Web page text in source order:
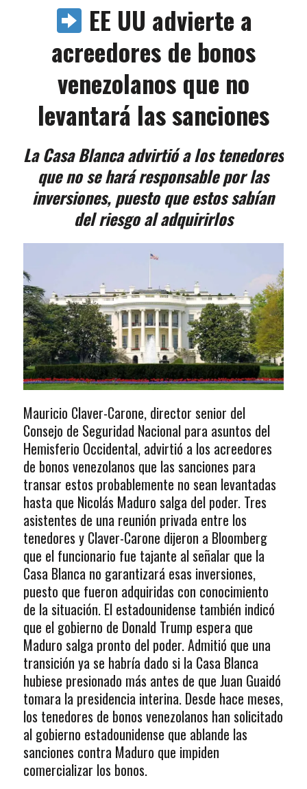
EE UU advierte a
acreedores de bonos
venezolanos que no
levantará las sanciones
La Casa Blanca advirtió a los tenedores
que no se hará responsable por las
inversiones, puesto que estos sabían
del riesgo al adquirirlos
Mauricio Claver-Carone, director senior del
Consejo de Seguridad Nacional para asuntos del
Hemisferio Occidental, advirtió a los acreedores
de bonos venezolanos que las sanciones para
transar estos probablemente no sean levantadas
hasta que Nicolás Maduro salga del poder. Tres
asistentes de una reunión privada entre los
tenedores y Claver-Carone dijeron a Bloomberg
que el funcionario fue tajante al señalar que la
Casa Blanca no garantizará esas inversiones,
puesto que fueron adquiridas con conocimiento
de la situación. El estadounidense también indicó
que el gobierno de Donald Trump espera que
Maduro salga pronto del poder. Admitió que una
transición ya se habría dado si la Casa Blanca
hubiese presionado más antes de que Juan Guaidó
tomara la presidencia interina. Desde hace meses,
los tenedores de bonos venezolanos han solicitado
al gobierno estadounidense que ablande las
sanciones contra Maduro que impiden
comercializar los bonos.